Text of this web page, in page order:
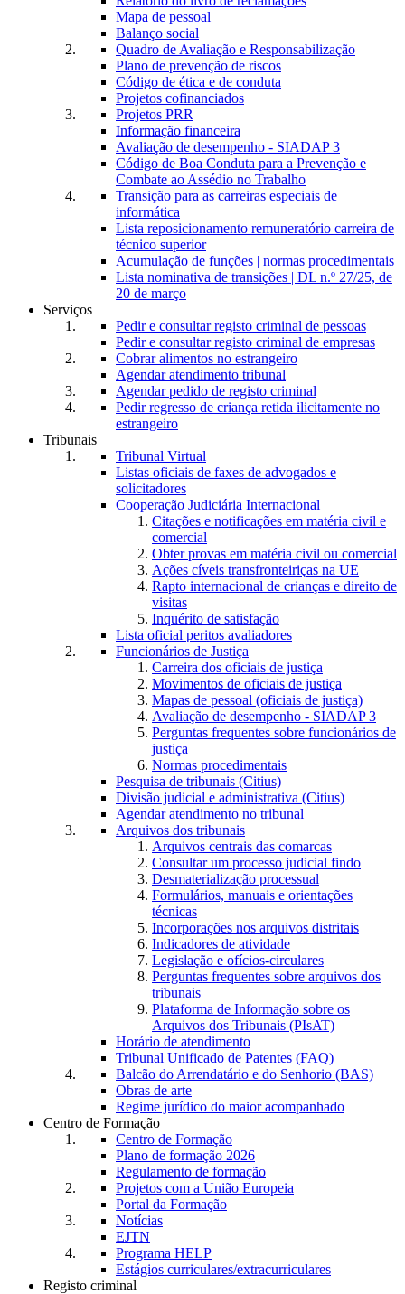
Mapa de pessoal
Balanço social
Quadro de Avaliação e Responsabilização
Plano de prevenção de riscos
Código de ética e de conduta
Projetos cofinanciados
Projetos PRR
Informação financeira
Avaliação de desempenho - SIADAP 3
Código de Boa Conduta para a Prevenção e
Combate ao Assédio no Trabalho
Transição para as carreiras especiais de
informática
Lista reposicionamento remuneratório carreira de
técnico superior
Acumulação de funções | normas procedimentais
Lista nominativa de transições | DL n.º 27/25, de
20 de março
Serviços
Pedir e consultar registo criminal de pessoas
Pedir e consultar registo criminal de empresas
Cobrar alimentos no estrangeiro
Agendar atendimento tribunal
Agendar pedido de registo criminal
Pedir regresso de criança retida ilicitamente no
estrangeiro
Tribunais
Tribunal Virtual
Listas oficiais de faxes de advogados e
solicitadores
Cooperação Judiciária Internacional
Citações e notificações em matéria civil e
comercial
Obter provas em matéria civil ou comercial
Ações cíveis transfronteiriças na UE
Rapto internacional de crianças e direito de
visitas
Inquérito de satisfação
Lista oficial peritos avaliadores
Funcionários de Justiça
Carreira dos oficiais de justiça
Movimentos de oficiais de justiça
Mapas de pessoal (oficiais de justiça)
Avaliação de desempenho - SIADAP 3
Perguntas frequentes sobre funcionários de
justiça
Normas procedimentais
Pesquisa de tribunais (Citius)
Divisão judicial e administrativa (Citius)
Agendar atendimento no tribunal
Arquivos dos tribunais
Arquivos centrais das comarcas
Consultar um processo judicial findo
Desmaterialização processual
Formulários, manuais e orientações
técnicas
Incorporações nos arquivos distritais
Indicadores de atividade
Legislação e ofícios-circulares
Perguntas frequentes sobre arquivos dos
tribunais
Plataforma de Informação sobre os
Arquivos dos Tribunais (PIsAT)
Horário de atendimento
Tribunal Unificado de Patentes (FAQ)
Balcão do Arrendatário e do Senhorio (BAS)
Obras de arte
Regime jurídico do maior acompanhado
Centro de Formação
Centro de Formação
Plano de formação 2026
Regulamento de formação
Projetos com a União Europeia
Portal da Formação
Notícias
EJTN
Programa HELP
Estágios curriculares/extracurriculares
Registo criminal